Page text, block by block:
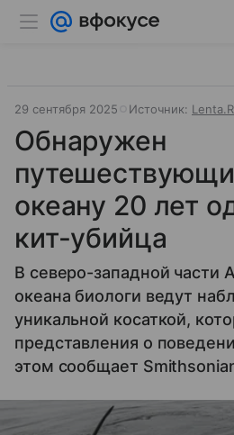
29 сентября 2025 Источник:
Обнаружен
океану 20 лет
кит-убийца
В северо-западной части
океана биологи ведут
уникальной косаткой,
представления о
этом сообщает